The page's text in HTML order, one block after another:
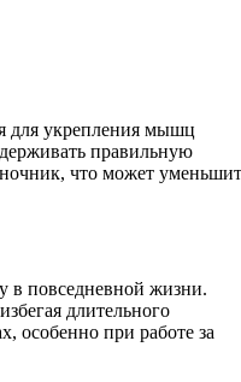
для укрепления мышц
правильную
что может
в повседневной жизни.
длительного
особенно при работе за